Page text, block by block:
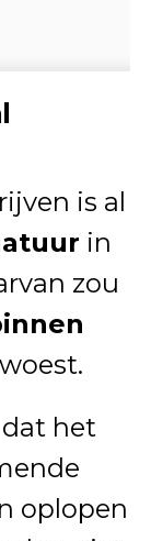
is al
in
zou
het
oplopen